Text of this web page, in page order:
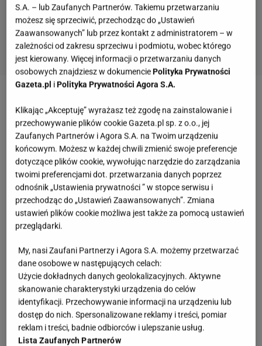
Lepiej unikać, prowizja jest wysoka
Czy bankomaty znikną? Liczba bankomatów w
Polsce może niepokoić niektóre osoby
Jak podaje portal Bankier.pl, powołując się na dane
opublikowane przezNarodowy Bank Polski
20 869 bankomatów. Jest to zatemspadek aż o
1200 urządzeń w porównaniu do grudnia 2023 roku.
Ponadto spadłaliczba oraz wartość wypłat
W pierwszym kwartale odnotowano 114,5 mln
wypłat o łącznej wartości 96,5 mld zł. Kwartał
wcześniej było to 122,3 miliony wypłat o
S.A. – lub Zaufanych Partnerów. Takiemu przetwarzaniu
możesz się sprzeciwić, przechodząc do „Ustawień
Zaawansowanych” lub przez kontakt z administratorem – w
zależności od zakresu sprzeciwu i podmiotu, wobec którego
jest kierowany. Więcej informacji o przetwarzaniu danych
osobowych znajdziesz w dokumenciePolityka Prywatności
Gazeta.pl iPolityka Prywatności Agora S.A.
Klikając „Akceptuję” wyrażasz też zgodę na zainstalowanie i
przechowywanie plików cookie Gazeta.pl sp. z o.o., jej
Zaufanych Partnerów i Agora S.A. na Twoim urządzeniu
końcowym. Możesz w każdej chwili zmienić swoje preferencje
dotyczące plików cookie, wywołując narzędzie do zarządzania
twoimi preferencjami dot. przetwarzania danych poprzez
odnośnik „Ustawienia prywatności ” w stopce serwisu i
przechodząc do „Ustawień Zaawansowanych”. Zmiana
ustawień plików cookie możliwa jest także za pomocą ustawień
przeglądarki.
My, nasi Zaufani Partnerzy i Agora S.A. możemy przetwarzać
dane osobowe w następujących celach:
Użycie dokładnych danych geolokalizacyjnych. Aktywne
skanowanie charakterystyki urządzenia do celów
identyfikacji. Przechowywanie informacji na urządzeniu lub
dostęp do nich. Spersonalizowane reklamy i treści, pomiar
reklam i treści, badnie odbiorców i ulepszanie usług.
Lista Zaufanych Partnerów